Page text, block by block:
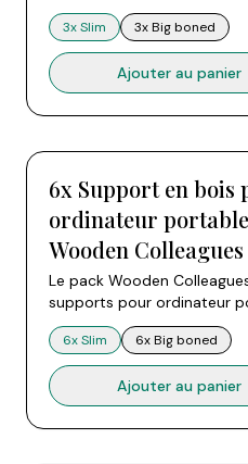
bois de hêtre à prix groupé.
support s'assemble en croix
de deux pièces. Choisissez
3x Big boned. Compatible
les ordinateurs portables
pouces.
3x Slim 3x Big boned
Ajouter au panier
6x Support en bois
ordinateur
Wooden Colleagues
Le pack Wooden
supports pour ordinateur
bois de hêtre à prix groupé.
support s'assemble en croix
de deux pièces. Choisissez
6x Big boned. Compatible
les ordinateurs portables
pouces.
6x Slim 6x Big boned
Ajouter au panier